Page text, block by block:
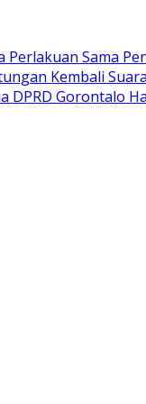
Perlakuan Sama
Kembali
DPRD Gorontalo